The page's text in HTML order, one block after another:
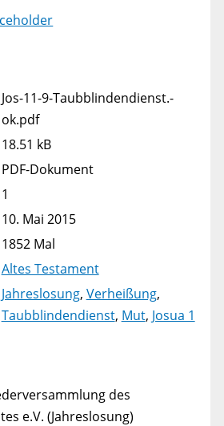
Jos-11-9-Taubblindendienst.-
ok.pdf
18.51 kB
PDF-Dokument
1
10. Mai 2015
1852 Mal
Altes Testament
Jahreslosung, Verheißung,
Taubblindendienst, Mut, Josua 1
des
e.V. (Jahreslosung)